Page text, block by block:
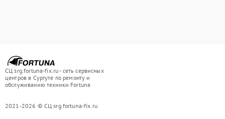
СЦ srg.fortuna-fix.ru - сеть сервисных
центров в Сургуте по ремонту и
обслуживанию техники Fortuna
2021-2026 © СЦ srg.fortuna-fix.ru